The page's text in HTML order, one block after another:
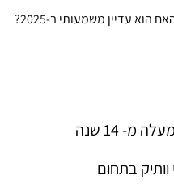
הוא עדיין משמעותי ב‑2025?
מ- 14 שנה
וותיק בתחום